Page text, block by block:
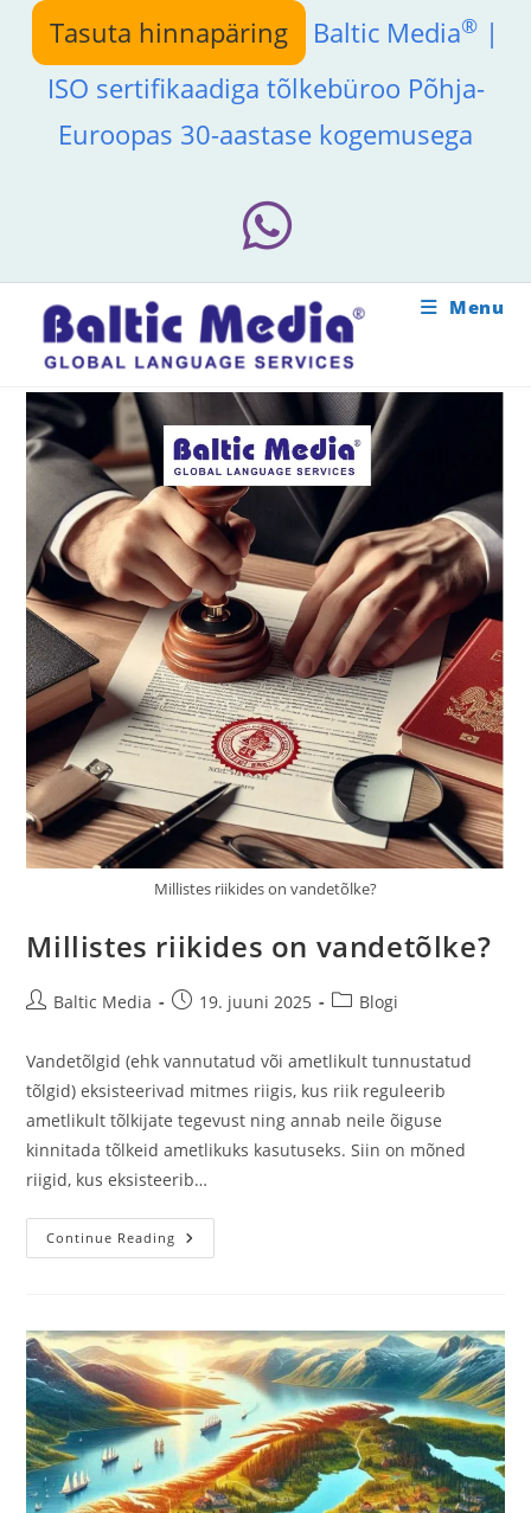
content
Tasuta hinnapäring Baltic Media® |
ISO sertifikaadiga tõlkebüroo Põhja-
Euroopas 30-aastase kogemusega
Menu
Millistes riikides on vandetõlke?
Millistes riikides on vandetõlke?
PostBaltic Media
Post19. juuni 2025
PostBlogi
Vandetõlgid (ehk vannutatud või ametlikult tunnustatud
tõlgid) eksisteerivad mitmes riigis, kus riik reguleerib
ametlikult tõlkijate tegevust ning annab neile õiguse
kinnitada tõlkeid ametlikuks kasutuseks. Siin on mõned
riigid, kus eksisteerib…
Continue Reading Millistes
Riikides